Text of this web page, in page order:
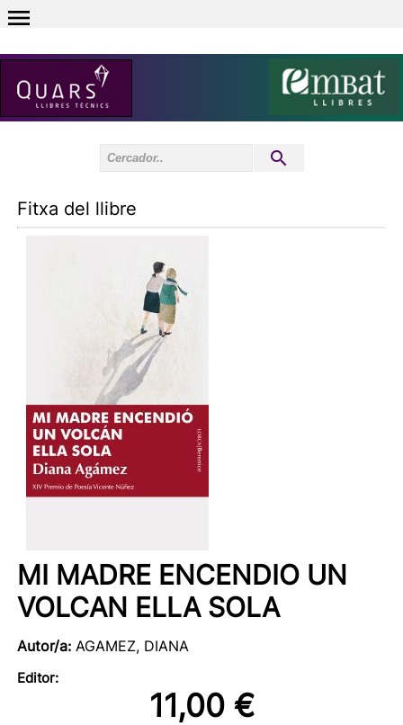
Inici sessió 0
Fitxa del llibre
MI MADRE ENCENDIO UN
VOLCAN ELLA SOLA
Autor/a:AGAMEZ, DIANA
Editor:
11,00 €